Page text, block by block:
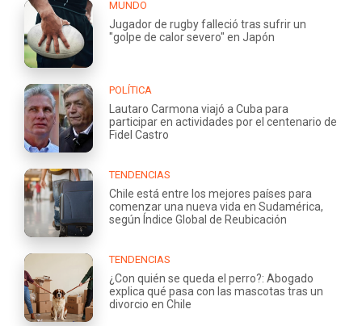
MUNDO
Jugador de rugby falleció tras sufrir un
"golpe de calor severo" en Japón
POLÍTICA
Lautaro Carmona viajó a Cuba para
participar en actividades por el centenario de
Fidel Castro
TENDENCIAS
Chile está entre los mejores países para
comenzar una nueva vida en Sudamérica,
según Índice Global de Reubicación
TENDENCIAS
¿Con quién se queda el perro?: Abogado
explica qué pasa con las mascotas tras un
divorcio en Chile